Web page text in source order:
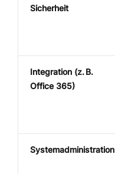
Sicherheit
Integration (z. B.
Office 365)
Systemadministration